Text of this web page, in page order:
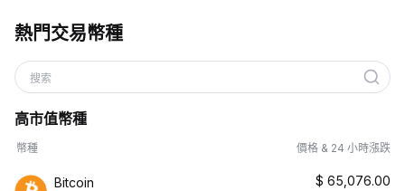
熱門交易幣種
搜索
高市值幣種
幣種 價格 & 24 小時漲跌
Bitcoin $ 65,076.00